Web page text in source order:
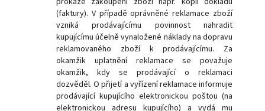
(faktury). V případě oprávněné reklamace zboží
vzniká prodávajícímu povinnost nahradit
kupujícímu účelně vynaložené náklady na dopravu
reklamovaného zboží k prodávajícímu. Za
okamžik uplatnění reklamace se považuje
okamžik, kdy se prodávající o reklamaci
dozvěděl. O přijetí a vyřízení reklamace informuje
prodávající kupujícího elektronickou poštou (na
elektronickou adresu kupujícího) a vydá mu